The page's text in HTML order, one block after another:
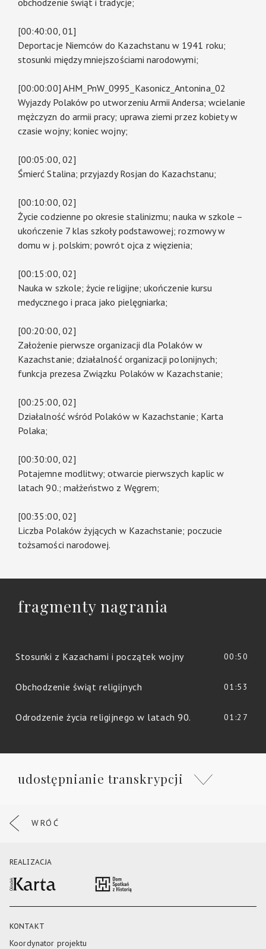
obchodzenie świąt i tradycje;
[00:40:00, 01]
Deportacje Niemców do Kazachstanu w 1941 roku;
stosunki między mniejszościami narodowymi;
[00:00:00] AHM_PnW_0995_Kasonicz_Antonina_02
Wyjazdy Polaków po utworzeniu Armii Andersa; wcielanie
mężczyzn do armii pracy; uprawa ziemi przez kobiety w
czasie wojny; koniec wojny;
[00:05:00, 02]
Śmierć Stalina; przyjazdy Rosjan do Kazachstanu;
[00:10:00, 02]
Życie codzienne po okresie stalinizmu; nauka w szkole –
ukończenie 7 klas szkoły podstawowej; rozmowy w
domu w j. polskim; powrót ojca z więzienia;
[00:15:00, 02]
Nauka w szkole; życie religijne; ukończenie kursu
medycznego i praca jako pielęgniarka;
[00:20:00, 02]
Założenie pierwsze organizacji dla Polaków w
Kazachstanie; działalność organizacji polonijnych;
funkcja prezesa Związku Polaków w Kazachstanie;
[00:25:00, 02]
Działalność wśród Polaków w Kazachstanie; Karta
Polaka;
[00:30:00, 02]
Potajemne modlitwy; otwarcie pierwszych kaplic w
latach 90.; małżeństwo z Węgrem;
[00:35:00, 02]
Liczba Polaków żyjących w Kazachstanie; poczucie
tożsamości narodowej.
fragmenty nagrania
Stosunki z Kazachami i początek wojny 00:50
Obchodzenie świąt religijnych 01:53
Odrodzenie życia religijnego w latach 90. 01:27
udostępnianie transkrypcji
WRÓĆ
REALIZACJA
KONTAKT
Koordynator projektu